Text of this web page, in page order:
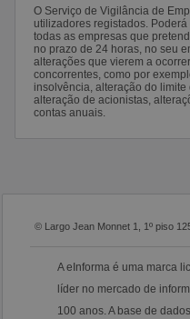
O Serviço de Vigilância de
utilizadores registados.
todas as empresas que
no prazo de 24 horas, no seu
alterações que vierem a
concorrentes, como por
insolvência, alteração do
alteração de acionistas,
contas anuais.
© Largo Jean Monnet 1, 1º piso
A eInforma é uma marca
líder no mercado de
100 anos. A base de